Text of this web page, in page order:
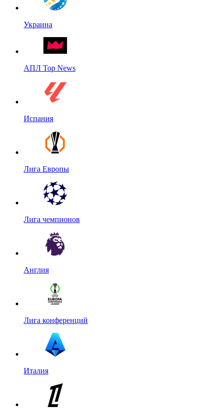
Украина
АПЛ Top News
Испания
Лига Европы
Лига чемпионов
Англия
Лига конференций
Италия